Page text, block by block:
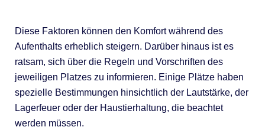
Diese Faktoren können den Komfort während des
Aufenthalts erheblich steigern. Darüber hinaus ist es
ratsam, sich über die Regeln und Vorschriften des
jeweiligen Platzes zu informieren. Einige Plätze haben
spezielle Bestimmungen hinsichtlich der Lautstärke, der
Lagerfeuer oder der Haustierhaltung, die beachtet
werden müssen.